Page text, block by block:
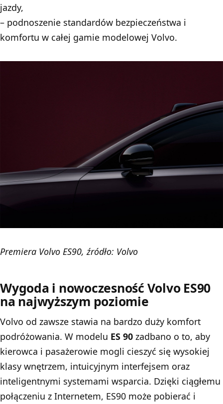
jazdy,
– podnoszenie standardów bezpieczeństwa i
komfortu w całej gamie modelowej Volvo.
Premiera Volvo ES90, źródło: Volvo
Wygoda i nowoczesność Volvo ES90
na najwyższym poziomie
Volvo od zawsze stawia na bardzo duży komfort
podróżowania. W modelu ES 90 zadbano o to, aby
kierowca i pasażerowie mogli cieszyć się wysokiej
klasy wnętrzem, intuicyjnym interfejsem oraz
inteligentnymi systemami wsparcia. Dzięki ciągłemu
połączeniu z Internetem, ES90 może pobierać i